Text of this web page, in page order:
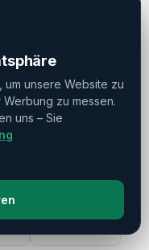
▼
unsere Website zu
zu messen.
uns – Sie